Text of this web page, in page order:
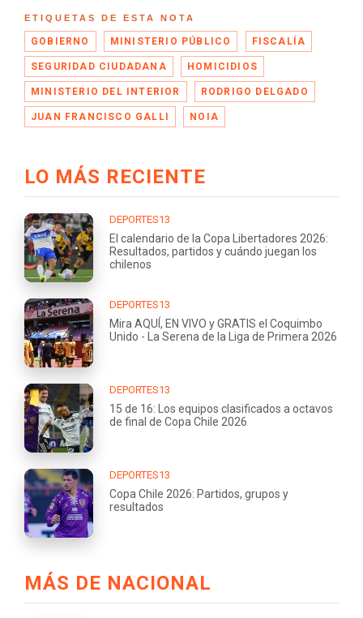
ETIQUETAS DE ESTA NOTA
GOBIERNO MINISTERIO PÚBLICO FISCALÍA
SEGURIDAD CIUDADANA HOMICIDIOS
MINISTERIO DEL INTERIOR RODRIGO DELGADO
JUAN FRANCISCO GALLI NOIA
LO MÁS RECIENTE
DEPORTES13
El calendario de la Copa Libertadores 2026:
Resultados, partidos y cuándo juegan los
chilenos
DEPORTES13
Mira AQUÍ, EN VIVO y GRATIS el Coquimbo
Unido - La Serena de la Liga de Primera 2026
DEPORTES13
15 de 16: Los equipos clasificados a octavos
de final de Copa Chile 2026
DEPORTES13
Copa Chile 2026: Partidos, grupos y
resultados
MÁS DE NACIONAL